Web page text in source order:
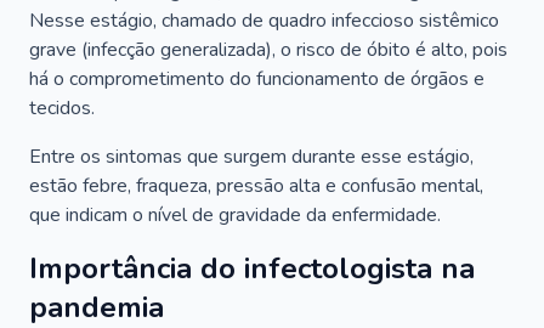
Nesse estágio, chamado de quadro infeccioso sistêmico
grave (infecção generalizada), o risco de óbito é alto, pois
há o comprometimento do funcionamento de órgãos e
tecidos.
Entre os sintomas que surgem durante esse estágio,
estão febre, fraqueza, pressão alta e confusão mental,
que indicam o nível de gravidade da enfermidade.
Importância do infectologista na
pandemia